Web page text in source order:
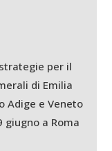
per il
di Emilia
Adige e Veneto
a Roma